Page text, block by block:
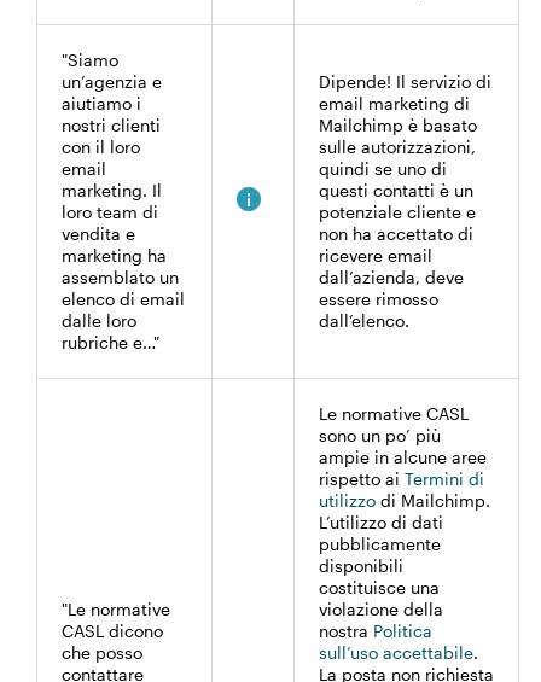
"Siamo
un’agenzia e
aiutiamo i
nostri clienti
con il loro
email
marketing. Il
loro team di
vendita e
marketing ha
assemblato un
elenco di email
dalle loro
rubriche e…"
Dipende! Il servizio di
email marketing di
Mailchimp è basato
sulle autorizzazioni,
quindi se uno di
questi contatti è un
potenziale cliente e
non ha accettato di
ricevere email
dall’azienda, deve
essere rimosso
dall’elenco.
"Le normative
CASL dicono
che posso
contattare
Le normative CASL
sono un po’ più
ampie in alcune aree
rispetto ai Termini di
utilizzo di Mailchimp.
L’utilizzo di dati
pubblicamente
disponibili
costituisce una
violazione della
nostra Politica
sull’uso accettabile.
La posta non richiesta